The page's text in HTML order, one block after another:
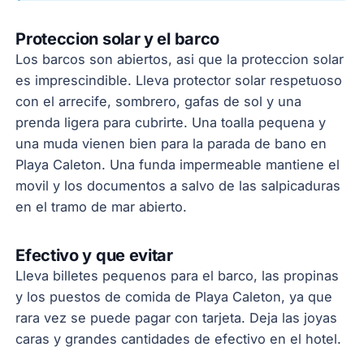
Proteccion solar y el barco
Los barcos son abiertos, asi que la proteccion solar
es imprescindible. Lleva protector solar respetuoso
con el arrecife, sombrero, gafas de sol y una
prenda ligera para cubrirte. Una toalla pequena y
una muda vienen bien para la parada de bano en
Playa Caleton. Una funda impermeable mantiene el
movil y los documentos a salvo de las salpicaduras
en el tramo de mar abierto.
Efectivo y que evitar
Lleva billetes pequenos para el barco, las propinas
y los puestos de comida de Playa Caleton, ya que
rara vez se puede pagar con tarjeta. Deja las joyas
caras y grandes cantidades de efectivo en el hotel.